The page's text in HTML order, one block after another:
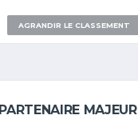
AGRANDIR LE CLASSEMENT
PARTENAIRE MAJEUR